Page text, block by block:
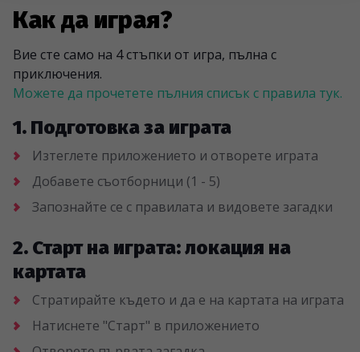
Как да играя?
Вие сте само на 4 стъпки от игра, пълна с
приключения.
Можете да прочетете пълния списък с правила тук.
1. Подготовка за играта
Изтеглете приложението и отворете играта
Добавете съотборници (1 - 5)
Запознайте се с правилата и видовете загадки
2. Старт на играта: локация на
картата
Стратирайте където и да е на картата на играта
Натиснете "Старт" в приложението